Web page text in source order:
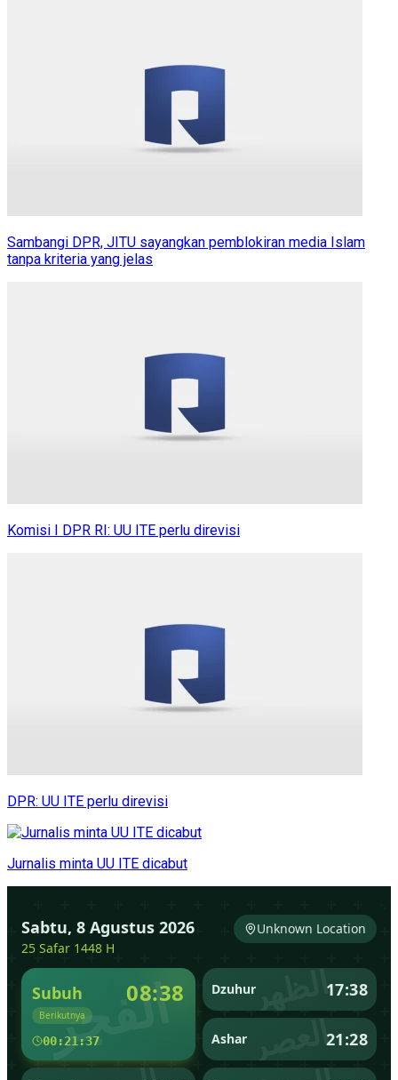
Sambangi DPR, JITU sayangkan pemblokiran media Islam
tanpa kriteria yang jelas
Komisi I DPR RI: UU ITE perlu direvisi
DPR: UU ITE perlu direvisi
Jurnalis minta UU ITE dicabut